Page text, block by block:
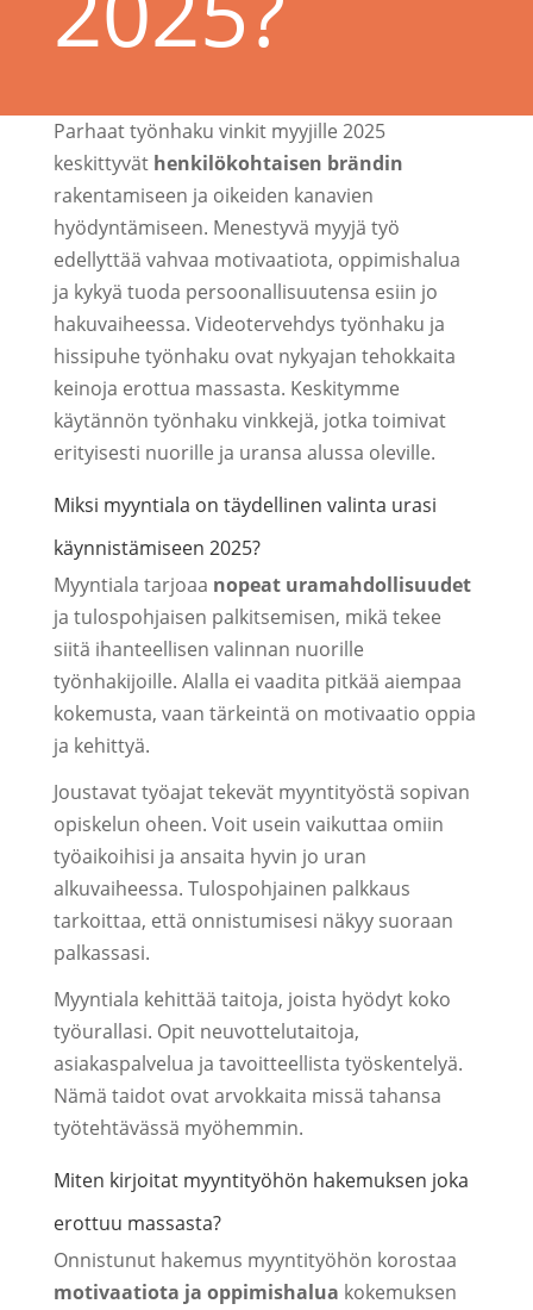
Parhaat työnhaku vinkit myyjille 2025
keskittyvät henkilökohtaisen brändin
rakentamiseen ja oikeiden kanavien
hyödyntämiseen. Menestyvä myyjä työ
edellyttää vahvaa motivaatiota, oppimishalua
ja kykyä tuoda persoonallisuutensa esiin jo
hakuvaiheessa. Videotervehdys työnhaku ja
hissipuhe työnhaku ovat nykyajan tehokkaita
keinoja erottua massasta. Keskitymme
käytännön työnhaku vinkkejä, jotka toimivat
erityisesti nuorille ja uransa alussa oleville.
Miksi myyntiala on täydellinen valinta urasi
käynnistämiseen 2025?
Myyntiala tarjoaa nopeat uramahdollisuudet
ja tulospohjaisen palkitsemisen, mikä tekee
siitä ihanteellisen valinnan nuorille
työnhakijoille. Alalla ei vaadita pitkää aiempaa
kokemusta, vaan tärkeintä on motivaatio oppia
ja kehittyä.
Joustavat työajat tekevät myyntityöstä sopivan
opiskelun oheen. Voit usein vaikuttaa omiin
työaikoihisi ja ansaita hyvin jo uran
alkuvaiheessa. Tulospohjainen palkkaus
tarkoittaa, että onnistumisesi näkyy suoraan
palkassasi.
Myyntiala kehittää taitoja, joista hyödyt koko
työurallasi. Opit neuvottelutaitoja,
asiakaspalvelua ja tavoitteellista työskentelyä.
Nämä taidot ovat arvokkaita missä tahansa
työtehtävässä myöhemmin.
Miten kirjoitat myyntityöhön hakemuksen joka
erottuu massasta?
Onnistunut hakemus myyntityöhön korostaa
motivaatiota ja oppimishalua kokemuksen